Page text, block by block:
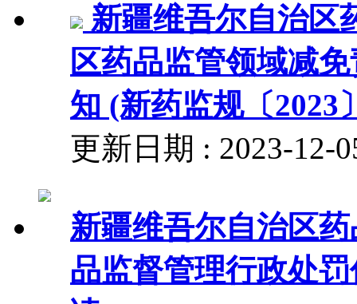
新疆维吾尔自治区
区药品监管领域减
知 (新药监规〔2023
更新日期 : 2023-
新疆维吾尔自治区
品监督管理行政处